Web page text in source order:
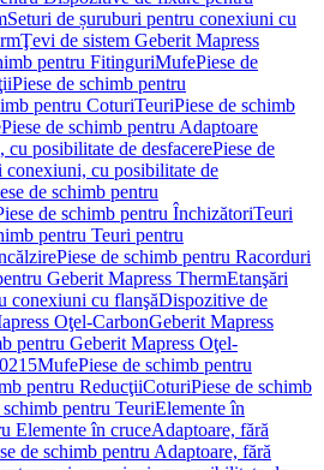
Seturi de șuruburi pentru conexiuni cu
Ţevi de sistem Geberit Mapress
pentru FitinguriMufePiese de
Piese de schimb pentru
pentru CoturiTeuriPiese de schimb
Piese de schimb pentru Adaptoare
posibilitate de desfacerePiese de
conexiuni, cu posibilitate de
de schimb pentru
de schimb pentru ÎnchizătoriTeuri
pentru Teuri pentru
Piese de schimb pentru Racorduri
Geberit Mapress ThermEtanşări
conexiuni cu flanşăDispozitive de
Oţel-CarbonGeberit Mapress
pentru Geberit Mapress Oţel-
MufePiese de schimb pentru
pentru ReducţiiCoturiPiese de schimb
schimb pentru TeuriElemente în
Elemente în cruceAdaptoare, fără
de schimb pentru Adaptoare, fără